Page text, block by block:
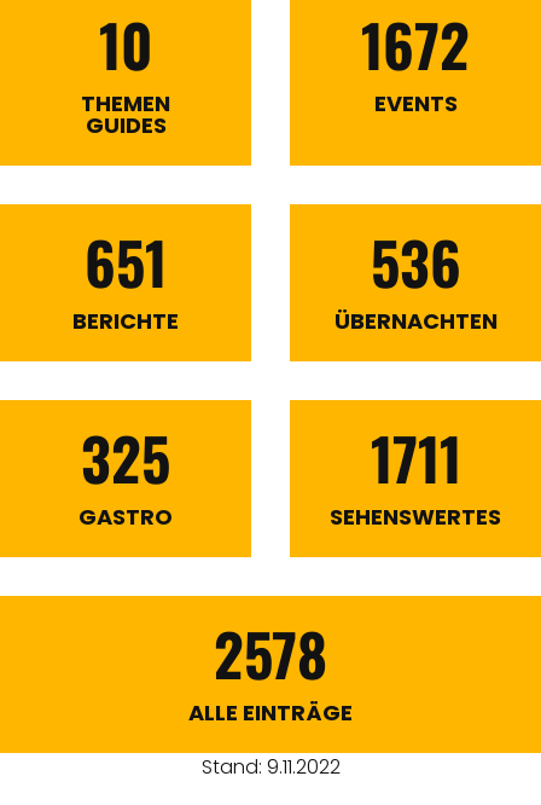
10
THEMEN
GUIDES
1672
EVENTS
651
BERICHTE
536
ÜBERNACHTEN
325
GASTRO
1711
SEHENSWERTES
2578
ALLE EINTRÄGE
Stand: 9.11.2022